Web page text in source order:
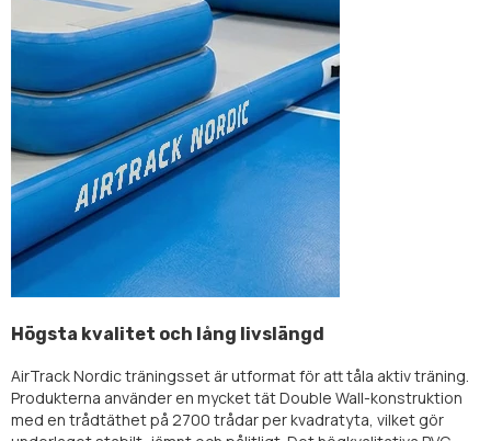
Högsta kvalitet och lång livslängd
AirTrack Nordic träningsset är utformat för att tåla aktiv träning.
Produkterna använder en mycket tät Double Wall-konstruktion
med en trådtäthet på 2700 trådar per kvadratyta, vilket gör